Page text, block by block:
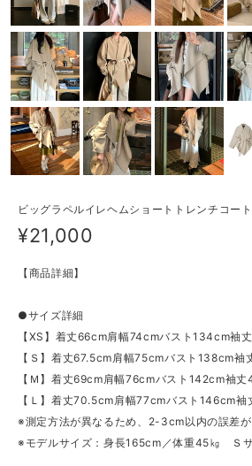
ビッグラペルイレヘムショートトレンチコー
¥21,000
【商品詳細】
●サイズ詳細
【XS】着丈66cm肩幅74cmバスト134cm袖
【Ｓ】着丈67.5cm肩幅75cmバスト138cm袖
【Ｍ】着丈69cm肩幅76cmバスト142cm袖
【Ｌ】着丈70.5cm肩幅77cmバスト146cm袖
※測定方法が異なるため、2-3cm以内の誤差が
※モデルサイズ：身長165cm／体重45㎏ Ｓ